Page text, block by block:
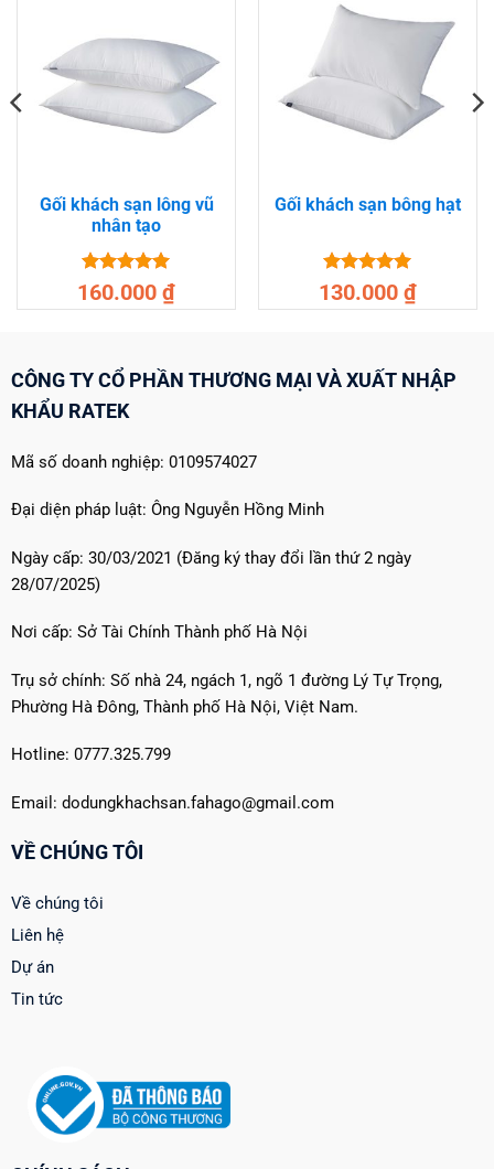
Gối khách sạn lông vũ
nhân tạo
Được xếp
hạng55
160.000 ₫
Gối khách sạn bông hạt
Được xếp
hạng55
130.000 ₫
CÔNG TY CỔ PHẦN THƯƠNG MẠI VÀ XUẤT NHẬP
KHẨU RATEK
Mã số doanh nghiệp: 0109574027
Đại diện pháp luật: Ông Nguyễn Hồng Minh
Ngày cấp: 30/03/2021 (Đăng ký thay đổi lần thứ 2 ngày
28/07/2025)
Nơi cấp: Sở Tài Chính Thành phố Hà Nội
Trụ sở chính: Số nhà 24, ngách 1, ngõ 1 đường Lý Tự Trọng,
Phường Hà Đông, Thành phố Hà Nội, Việt Nam.
Hotline: 0777.325.799
Email: dodungkhachsan.fahago@gmail.com
VỀ CHÚNG TÔI
Về chúng tôi
Liên hệ
Dự án
Tin tức